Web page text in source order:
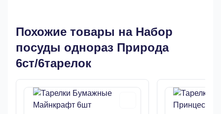
Похожие товары на Набор
посуды однораз Природа
6ст/6тарелок